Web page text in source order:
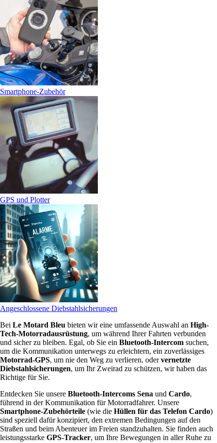
Smartphone-Zubehör
GPS und Plotter
Angeschlossene Diebstahlsicherungen
Bei Le Motard Bleu bieten wir eine umfassende Auswahl an High-
Tech-Motorradausrüstung, um während Ihrer Fahrten verbunden
und sicher zu bleiben. Egal, ob Sie ein Bluetooth-Intercom suchen,
um die Kommunikation unterwegs zu erleichtern, ein zuverlässiges
Motorrad-GPS, um nie den Weg zu verlieren, odervernetzte
Diebstahlsicherungen, um Ihr Zweirad zu schützen, wir haben das
Richtige für Sie.
Entdecken Sie unsere Bluetooth-Intercoms Sena und Cardo,
führend in der Kommunikation für Motorradfahrer. Unsere
Smartphone-Zubehörteile (wie die Hüllen für das Telefon Cardo)
sind speziell dafür konzipiert, den extremen Bedingungen auf den
Straßen und beim Abenteuer im Freien standzuhalten. Sie finden auch
leistungsstarke GPS-Tracker, um Ihre Bewegungen in aller Ruhe zu